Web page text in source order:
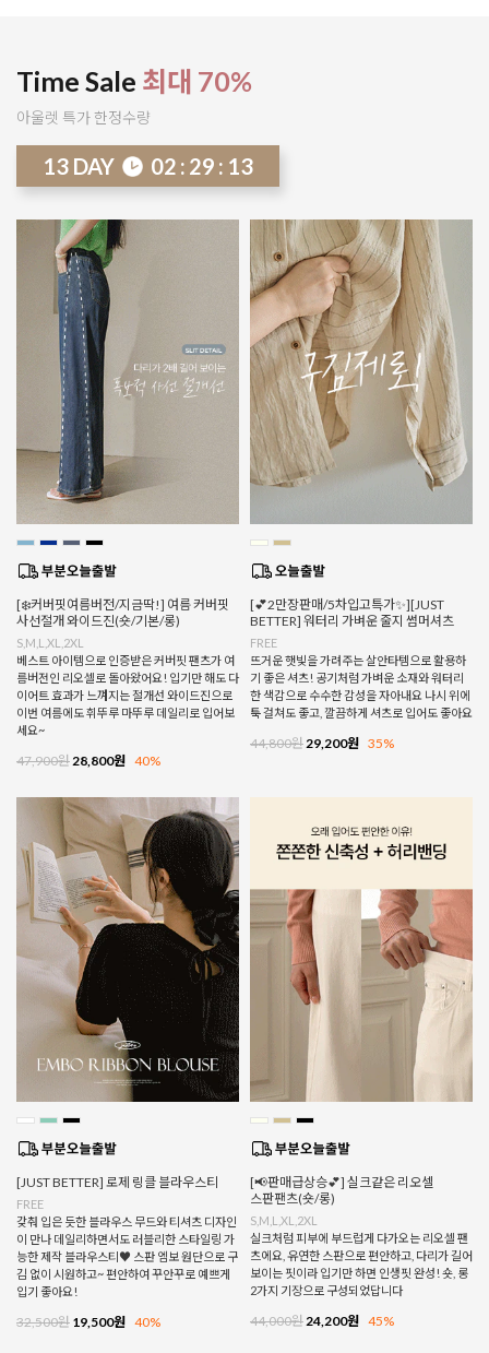
Time Sale 최대 70%
아울렛 특가 한정수량
13 DAY 02 : 29 : 08
[❄️커버핏여름버전/지금딱!] 여름 커버핏
사선절개 와이드진(숏/기본/롱)
S,M,L,XL,2XL
베스트 아이템으로 인증받은 커버핏 팬츠가 여
름버전인 리오셀로 돌아왔어요! 입기만 해도 다
이어트 효과가 느껴지는 절개선 와이드진으로
이번 여름에도 휘뚜루 마뚜루 데일리로 입어보
세요~
47,900원 28,800원 40%
[💕2만장판매/5차입고특가✨][JUST
BETTER] 워터리 가벼운 줄지 썸머셔츠
FREE
뜨거운 햇빛을 가려주는 살안타템으로 활용하
기 좋은 셔츠! 공기처럼 가벼운 소재와 워터리
한 색감으로 수수한 감성을 자아내요 나시 위에
툭 걸쳐도 좋고, 깔끔하게 셔츠로 입어도 좋아요
44,800원 29,200원 35%
[JUST BETTER] 로제 링클 블라우스티
FREE
갖춰 입은 듯한 블라우스 무드와 티셔츠 디자인
이 만나 데일리하면서도 러블리한 스타일링 가
능한 제작 블라우스티♥ 스판 엠보 원단으로 구
김 없이 시원하고~ 편안하여 꾸안꾸로 예쁘게
입기 좋아요!
32,500원 19,500원 40%
[📢판매급상승💕] 실크같은 리오셀
스판팬츠(숏/롱)
S,M,L,XL,2XL
실크처럼 피부에 부드럽게 다가오는 리오셀 팬
츠에요, 유연한 스판으로 편안하고, 다리가 길어
보이는 핏이라 입기만 하면 인생핏 완성! 숏, 롱
2가지 기장으로 구성되었답니다
44,000원 24,200원 45%